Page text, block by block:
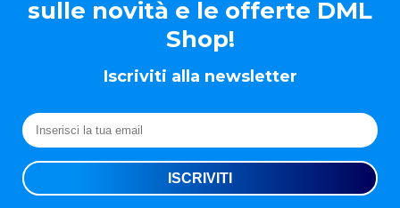
sulle novità e le offerte DML
Shop!
Iscriviti alla newsletter